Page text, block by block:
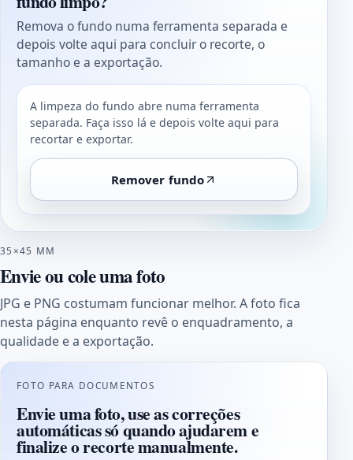
Remova o fundo numa ferramenta separada e
depois volte aqui para concluir o recorte, o
tamanho e a exportação.
A limpeza do fundo abre numa ferramenta
separada. Faça isso lá e depois volte aqui para
recortar e exportar.
Remover fundo
35×45 MM
Envie ou cole uma foto
JPG e PNG costumam funcionar melhor. A foto fica
nesta página enquanto revê o enquadramento, a
qualidade e a exportação.
FOTO PARA DOCUMENTOS
Envie uma foto, use as correções
automáticas só quando ajudarem e
finalize o recorte manualmente.